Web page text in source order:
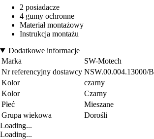
2 posiadacze
4 gumy ochronne
Materiał montażowy
Instrukcja montażu
Dodatkowe informacje
Marka
SW-Motech
Nr referencyjny dostawcy NSW.00.004.13000/B
Kolor
czarny
Kolor
Czarny
Płeć
Mieszane
Grupa wiekowa
Dorośli
Loading...
Loading...